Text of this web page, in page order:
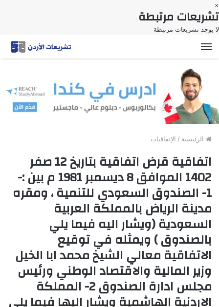
×
تشريعات مرتبطة
لا يوجد تشريعات مرتبطة
القائمة
الرئيسية / الإتفاقيات
اتفاقية قرض اتفاقية بتاريخ 12 صفر
1402 الموافق 8 ديسمبر 1981 م بين :-
1- الصندوق السعودي للتنمية ، ومقره
مدينة الرياض بالمملكة العربية
السعودية (ويشار اليه فيما يلي
بالصندوق ) ويمثله في توقيع
الاتفاقية معالي الشيخ محمد ابا الخيل
وزير المالية والاقتصاد الوطني ورئيس
مجلس ادارة الصندوق 2- المملكة
الاردنية الهاشمية ويشار اليها فيما يلي